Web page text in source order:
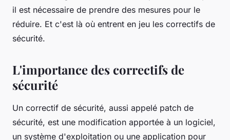
il est nécessaire de prendre des mesures pour le
réduire. Et c'est là où entrent en jeu les correctifs de
sécurité.
L'importance des correctifs de
sécurité
Un correctif de sécurité, aussi appelé patch de
sécurité, est une modification apportée à un logiciel,
un système d'exploitation ou une application pour